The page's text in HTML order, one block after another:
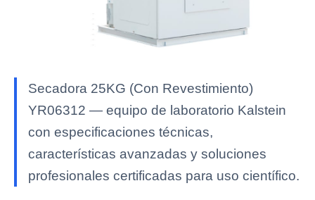
Secadora 25KG (Con Revestimiento)
YR06312 — equipo de laboratorio Kalstein
con especificaciones técnicas,
características avanzadas y soluciones
profesionales certificadas para uso científico.